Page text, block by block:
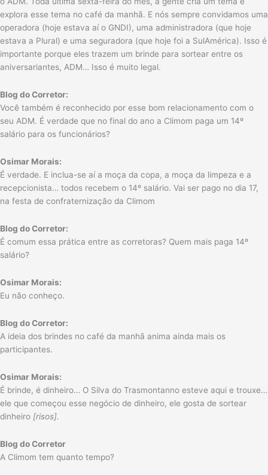
explora esse tema no café da manhã. E nós sempre convidamos uma
operadora (hoje estava aí o GNDI), uma administradora (que hoje
estava a Plural) e uma seguradora (que hoje foi a SulAmérica). Isso é
importante porque eles trazem um brinde para sortear entre os
aniversariantes, ADM… Isso é muito legal.
Blog do Corretor:
Você também é reconhecido por esse bom relacionamento com o
seu ADM. É verdade que no final do ano a Climom paga um 14º
salário para os funcionários?
Osimar Morais:
É verdade. E inclua-se aí a moça da copa, a moça da limpeza e a
recepcionista… todos recebem o 14º salário. Vai ser pago no dia 17,
na festa de confraternização da Climom
Blog do Corretor:
É comum essa prática entre as corretoras? Quem mais paga 14º
salário?
Osimar Morais:
Eu não conheço.
Blog do Corretor:
A ideia dos brindes no café da manhã anima ainda mais os
participantes.
Osimar Morais:
É brinde, é dinheiro… O Silva do Trasmontanno esteve aqui e trouxe…
ele que começou esse negócio de dinheiro, ele gosta de sortear
dinheiro [risos].
Blog do Corretor
A Climom tem quanto tempo?